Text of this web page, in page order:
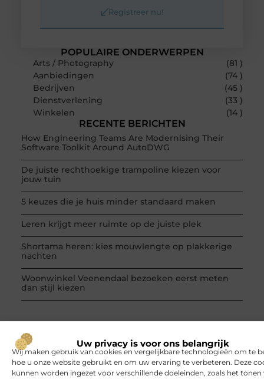
Uw privacy is voor ons belangrijk
Wij maken gebruik van cookies en vergelijkbare technologieën om te
hoe u onze website gebruikt en om uw ervaring te verbeteren. Deze
kunnen worden ingezet voor verschillende doeleinden, zoals het tonen
POPULAIRE ONDERWERPEN
Arts / Photography
(81 )
Aanbiedingen
(74 )
Bedrijven
(45 )
Dienstverlening
(33 )
Winkelen
(14 )
RECENTE BERICHTEN
How Engineering Teams Are Modernising Their
Software Toolkit Around AutoDWG
De juiste rechthoekige trampoline kiezen voor
jouw tuin
5 keuzes die je huis minder standaard maken
Leren krijgt meer ruimte op de juiste plek
Shortama heren: kies mouwlengte op plakkerige
nachten
Woonwinkel Veenendaal bezoeken eerst meten
dan stijl kiezen
Registreer nu!
VORIGE
Who run the world? Girls! Who run the world? Girls!
VOLGENDE
Het verfproces van lederen schoenen